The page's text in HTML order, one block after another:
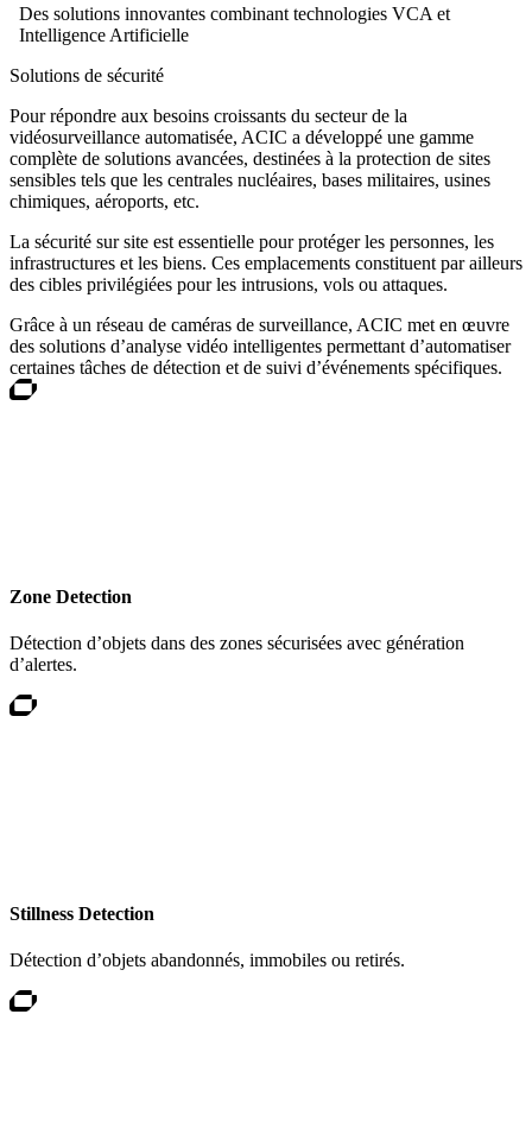
Des solutions innovantes combinant technologies VCA et
Intelligence Artificielle
Solutions de sécurité
Pour répondre aux besoins croissants du secteur de la
vidéosurveillance automatisée, ACIC a développé une gamme
complète de solutions avancées, destinées à la protection de sites
sensibles tels que les centrales nucléaires, bases militaires, usines
chimiques, aéroports, etc.
La sécurité sur site est essentielle pour protéger les personnes, les
infrastructures et les biens. Ces emplacements constituent par ailleurs
des cibles privilégiées pour les intrusions, vols ou attaques.
Grâce à un réseau de caméras de surveillance, ACIC met en œuvre
des solutions d’analyse vidéo intelligentes permettant d’automatiser
certaines tâches de détection et de suivi d’événements spécifiques.
Zone Detection
Détection d’objets dans des zones sécurisées avec génération
d’alertes.
Stillness Detection
Détection d’objets abandonnés, immobiles ou retirés.